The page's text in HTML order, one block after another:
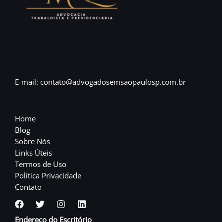
E-mail: contato@advogadosemsaopaulosp.com.br
Home
Blog
Sobre Nós
Links Úteis
Termos de Uso
Política Privacidade
Contato
Endereço do Escritório